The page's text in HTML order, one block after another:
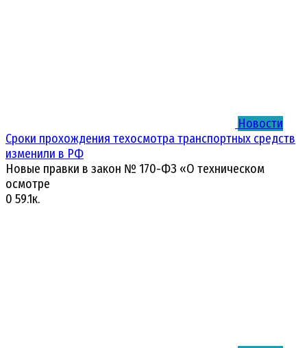
Новости
Сроки прохождения техосмотра транспортных средств
изменили в РФ
Новые правки в закон № 170-ФЗ «О техническом
осмотре
0 59.1к.